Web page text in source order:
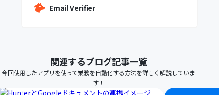
Email Verifier
関連するブログ記事一覧
今回使用したアプリを使って業務を自動化する方法を詳しく解説していま
す！